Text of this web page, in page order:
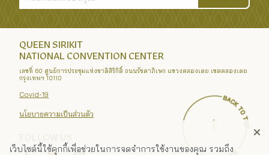
QUEEN SIRIKIT
NATIONAL CONVENTION CENTER
เลขที่ 60 ศูนย์การประชุมแห่งชาติสิริกิติ์ ถนนรัชดาภิเษก แขวงคลองเตย เขตคลองเตย
กรุงเทพฯ 10110
Covid-19
นโยบายความเป็นส่วนตัว
เว็บไซต์นี้ใช้คุกกี้เพื่อช่วยในการจดจำการใช้งานของคุณ รวมถึง